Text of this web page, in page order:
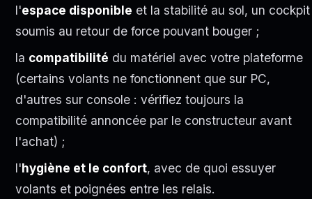
l'espace disponible et la stabilité au sol, un cockpit
soumis au retour de force pouvant bouger ;
la compatibilité du matériel avec votre plateforme
(certains volants ne fonctionnent que sur PC,
d'autres sur console : vérifiez toujours la
compatibilité annoncée par le constructeur avant
l'achat) ;
l'hygiène et le confort, avec de quoi essuyer
volants et poignées entre les relais.